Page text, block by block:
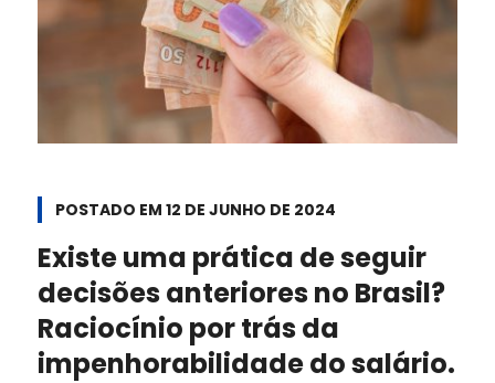
POSTADO EM 12 DE JUNHO DE 2024
Existe uma prática de seguir
decisões anteriores no Brasil?
Raciocínio por trás da
impenhorabilidade do salário.